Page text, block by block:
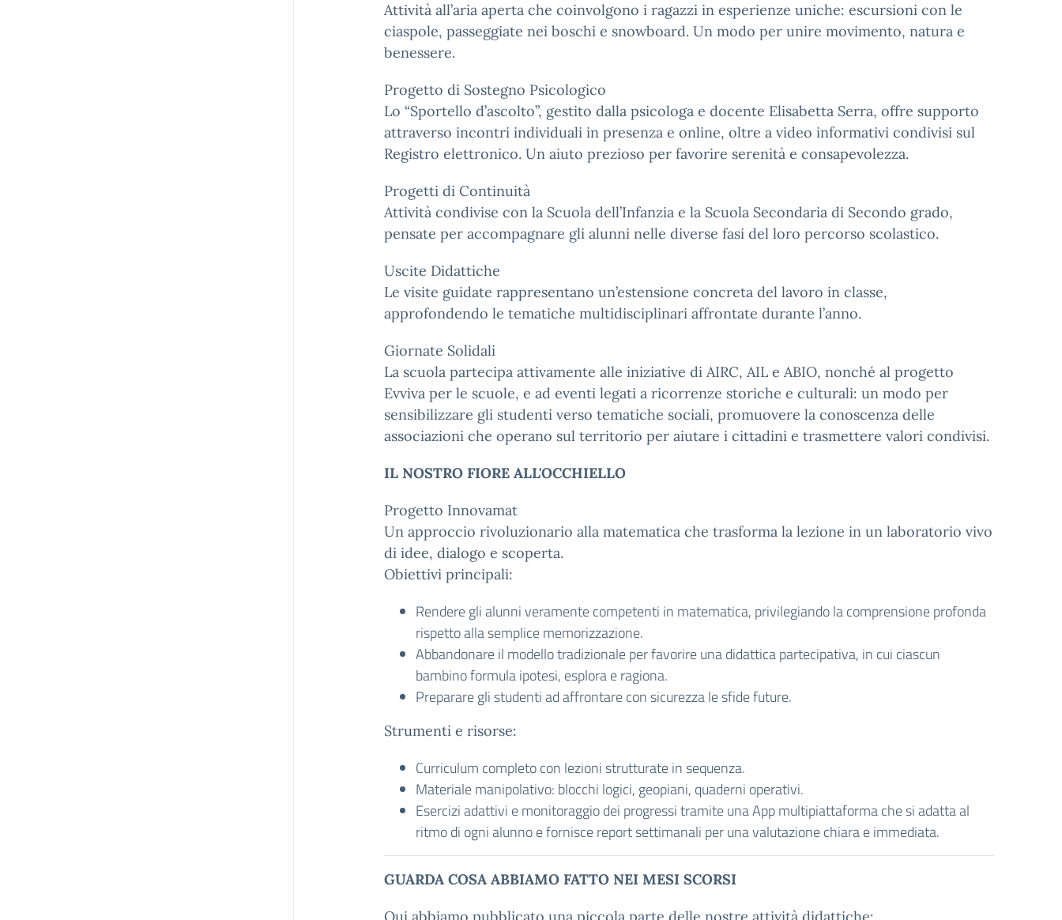
Attività all’aria aperta che coinvolgono i ragazzi in esperienze uniche: escursioni con le
ciaspole, passeggiate nei boschi e snowboard. Un modo per unire movimento, natura e
benessere.
Progetto di Sostegno Psicologico
Lo “Sportello d’ascolto”, gestito dalla psicologa e docente Elisabetta Serra, offre supporto
attraverso incontri individuali in presenza e online, oltre a video informativi condivisi sul
Registro elettronico. Un aiuto prezioso per favorire serenità e consapevolezza.
Progetti di Continuità
Attività condivise con la Scuola dell’Infanzia e la Scuola Secondaria di Secondo grado,
pensate per accompagnare gli alunni nelle diverse fasi del loro percorso scolastico.
Uscite Didattiche
Le visite guidate rappresentano un’estensione concreta del lavoro in classe,
approfondendo le tematiche multidisciplinari affrontate durante l’anno.
Giornate Solidali
La scuola partecipa attivamente alle iniziative di AIRC, AIL e ABIO, nonché al progetto
Evviva per le scuole, e ad eventi legati a ricorrenze storiche e culturali: un modo per
sensibilizzare gli studenti verso tematiche sociali, promuovere la conoscenza delle
associazioni che operano sul territorio per aiutare i cittadini e trasmettere valori condivisi.
IL NOSTRO FIORE ALL'OCCHIELLO
Progetto Innovamat
Un approccio rivoluzionario alla matematica che trasforma la lezione in un laboratorio vivo
di idee, dialogo e scoperta.
Obiettivi principali:
Rendere gli alunni veramente competenti in matematica, privilegiando la comprensione profonda
rispetto alla semplice memorizzazione.
Abbandonare il modello tradizionale per favorire una didattica partecipativa, in cui ciascun
bambino formula ipotesi, esplora e ragiona.
Preparare gli studenti ad affrontare con sicurezza le sfide future.
Strumenti e risorse:
Curriculum completo con lezioni strutturate in sequenza.
Materiale manipolativo: blocchi logici, geopiani, quaderni operativi.
Esercizi adattivi e monitoraggio dei progressi tramite una App multipiattaforma che si adatta al
ritmo di ogni alunno e fornisce report settimanali per una valutazione chiara e immediata.
GUARDA COSA ABBIAMO FATTO NEI MESI SCORSI